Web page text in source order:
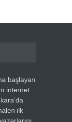
başlayan
internet
ilk